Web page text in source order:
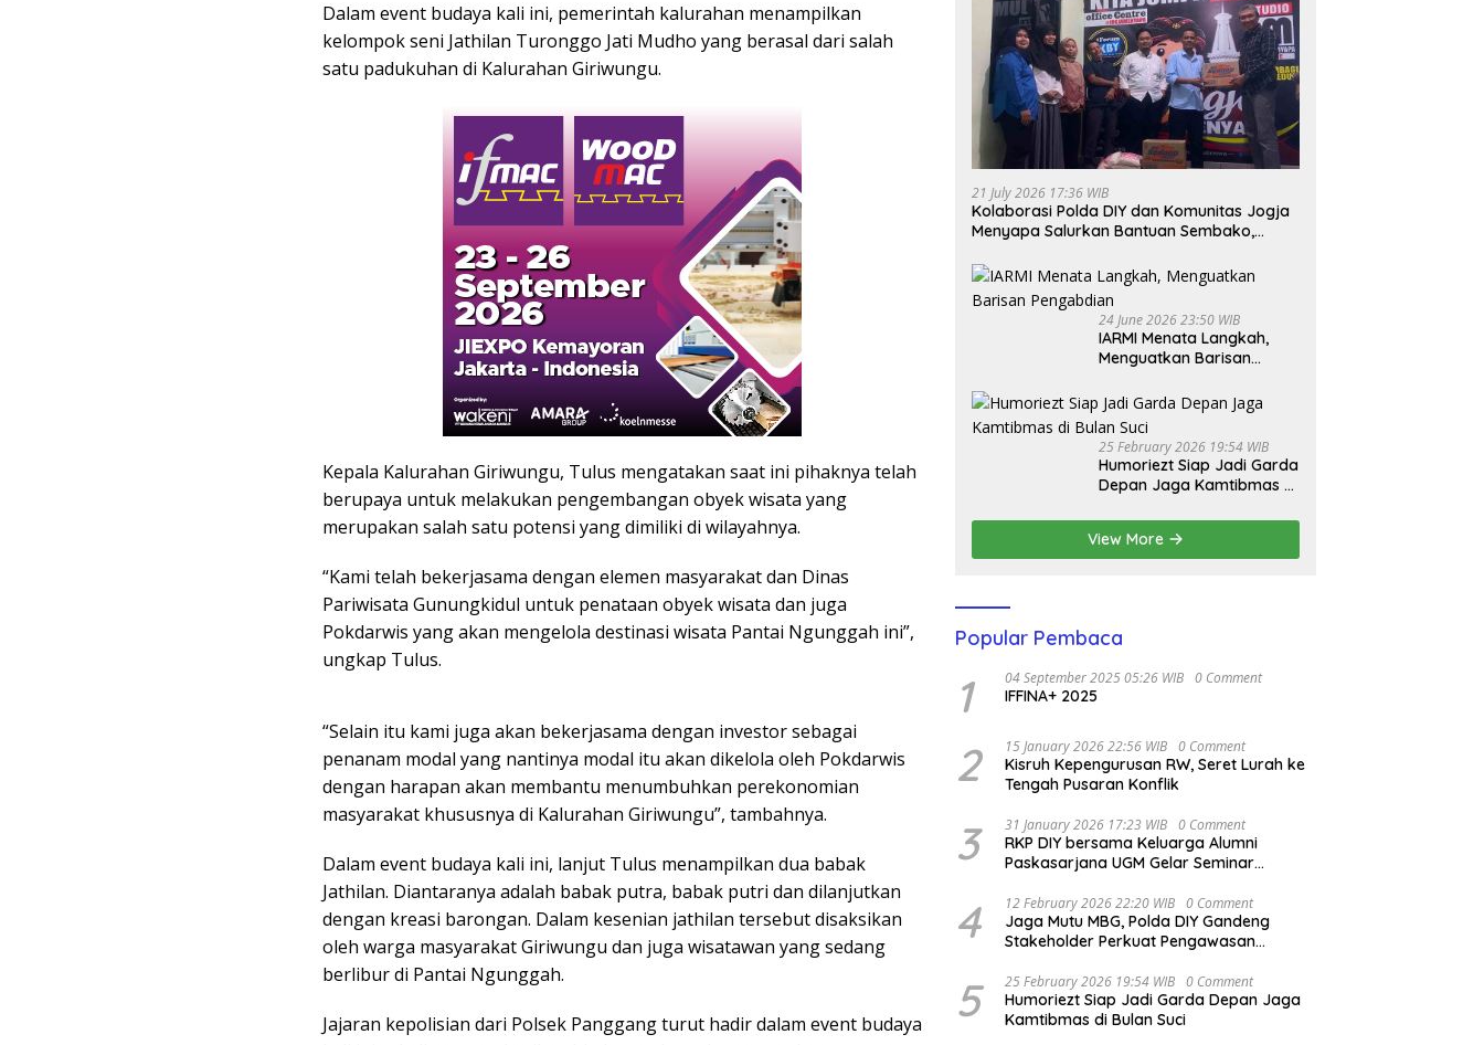
Dalam event budaya kali ini, pemerintah kalurahan menampilkan
kelompok seni Jathilan Turonggo Jati Mudho yang berasal dari salah
satu padukuhan di Kalurahan Giriwungu.
Kepala Kalurahan Giriwungu, Tulus mengatakan saat ini pihaknya telah
berupaya untuk melakukan pengembangan obyek wisata yang
merupakan salah satu potensi yang dimiliki di wilayahnya.
“Kami telah bekerjasama dengan elemen masyarakat dan Dinas
Pariwisata Gunungkidul untuk penataan obyek wisata dan juga
Pokdarwis yang akan mengelola destinasi wisata Pantai Ngunggah ini”,
ungkap Tulus.
“Selain itu kami juga akan bekerjasama dengan investor sebagai
penanam modal yang nantinya modal itu akan dikelola oleh Pokdarwis
dengan harapan akan membantu menumbuhkan perekonomian
masyarakat khususnya di Kalurahan Giriwungu”, tambahnya.
Dalam event budaya kali ini, lanjut Tulus menampilkan dua babak
Jathilan. Diantaranya adalah babak putra, babak putri dan dilanjutkan
dengan kreasi barongan. Dalam kesenian jathilan tersebut disaksikan
oleh warga masyarakat Giriwungu dan juga wisatawan yang sedang
berlibur di Pantai Ngunggah.
Jajaran kepolisian dari Polsek Panggang turut hadir dalam event budaya
21 July 2026 17:36 WIB
Kolaborasi Polda DIY dan Komunitas Jogja
Menyapa Salurkan Bantuan Sembako,
Digital
24 June 2026 23:50 WIB
IARMI Menata Langkah,
Menguatkan Barisan
25 February 2026 19:54 WIB
Humoriezt Siap Jadi Garda
Depan Jaga Kamtibmas di
View More
Popular Pembaca
1 04 September 2025 05:26 WIB 0 Comment
IFFINA+ 2025
2 15 January 2026 22:56 WIB 0 Comment
Kisruh Kepengurusan RW, Seret Lurah ke
Tengah Pusaran Konflik
3 31 January 2026 17:23 WIB 0 Comment
RKP DIY bersama Keluarga Alumni
Paskasarjana UGM Gelar Seminar
4 12 February 2026 22:20 WIB 0 Comment
Jaga Mutu MBG, Polda DIY Gandeng
Stakeholder Perkuat Pengawasan
5 25 February 2026 19:54 WIB 0 Comment
Humoriezt Siap Jadi Garda Depan Jaga
Kamtibmas di Bulan Suci